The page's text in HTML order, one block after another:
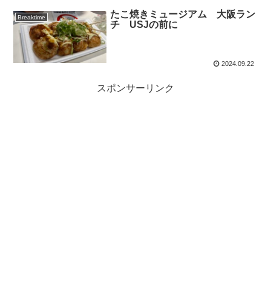
Breaktime
たこ焼きミュージアム 大阪ラン
チ USJの前に
2024.09.22
スポンサーリンク